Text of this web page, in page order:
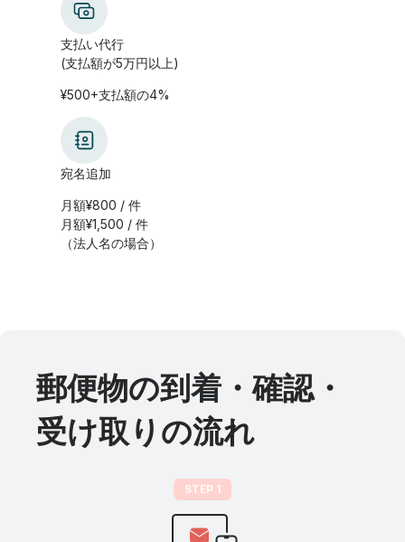
支払い代行
(支払額が5万円以上)
¥500+支払額の4%
宛名追加
月額¥800 / 件
月額¥1,500 / 件
（法人名の場合）
郵便物の到着・確認・
受け取りの流れ
STEP 1